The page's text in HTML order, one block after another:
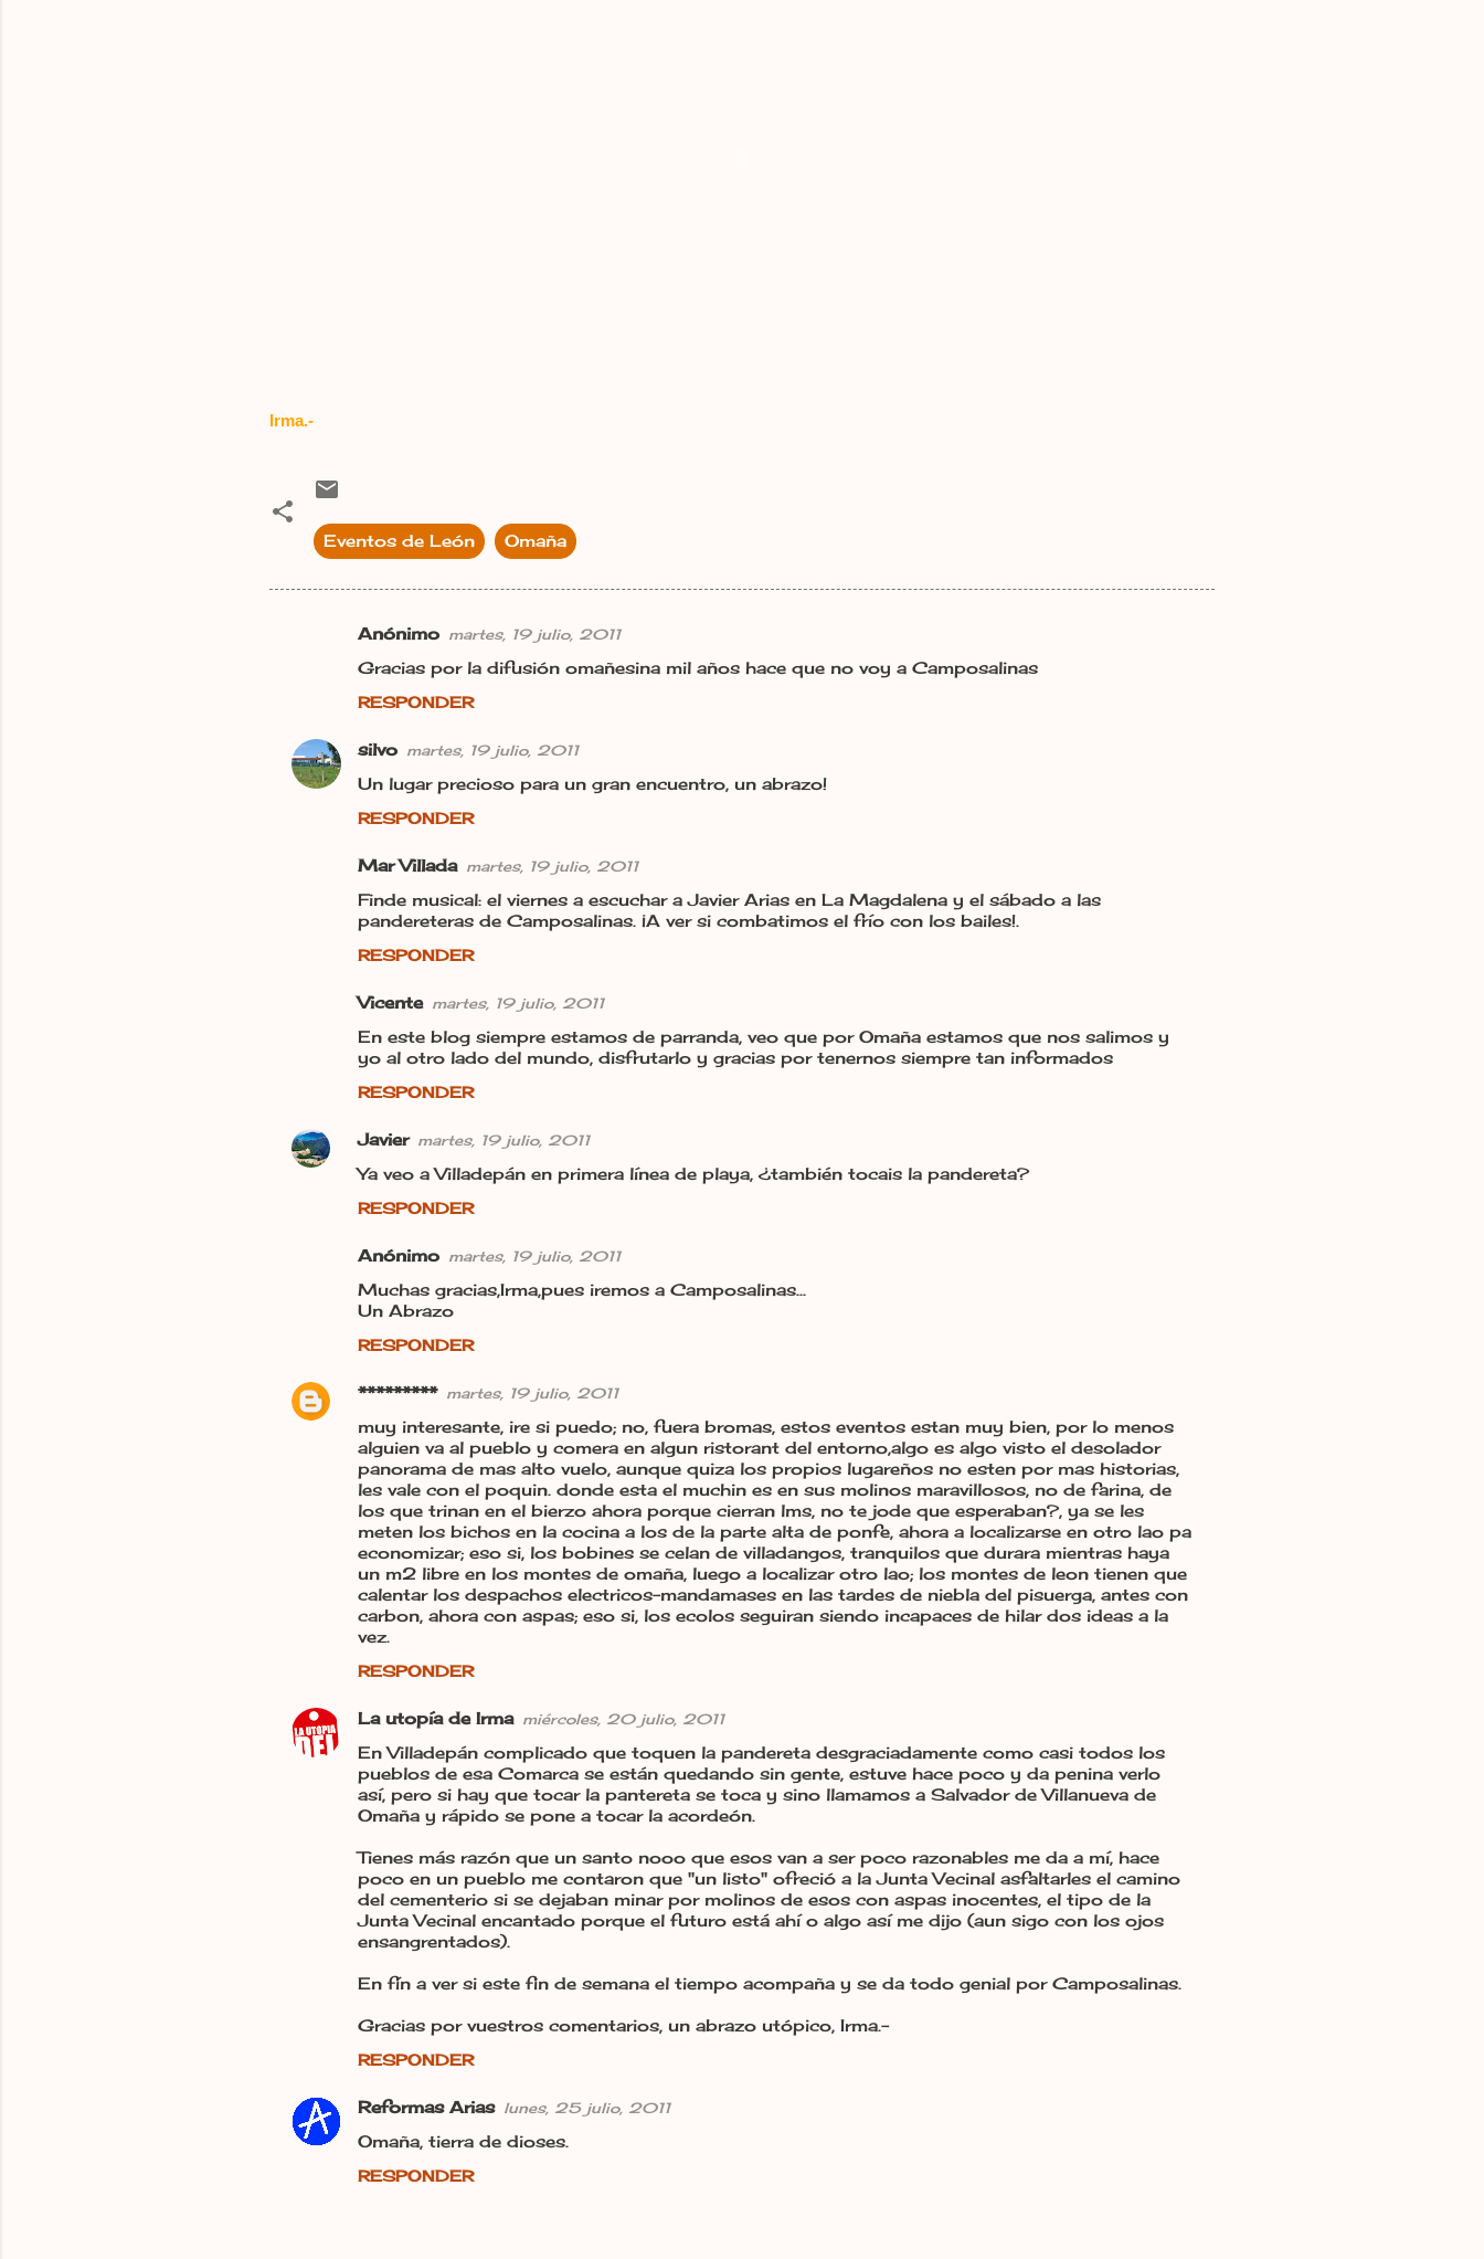
Irma.-
Eventos de León Omaña
e
n
Anónimo martes, 19 julio, 2011
Gracias por la difusión omañesina mil años hace que no voy a Camposalinas
RESPONDER
silvo martes, 19 julio, 2011
Un lugar precioso para un gran encuentro, un abrazo!
RESPONDER
Mar Villada martes, 19 julio, 2011
Finde musical: el viernes a escuchar a Javier Arias en La Magdalena y el sábado a las
pandereteras de Camposalinas. ¡A ver si combatimos el frío con los bailes!.
RESPONDER
Vicente martes, 19 julio, 2011
En este blog siempre estamos de parranda, veo que por Omaña estamos que nos salimos y
yo al otro lado del mundo, disfrutarlo y gracias por tenernos siempre tan informados
RESPONDER
Javier martes, 19 julio, 2011
Ya veo a Villadepán en primera línea de playa, ¿también tocais la pandereta?
RESPONDER
Anónimo martes, 19 julio, 2011
Muchas gracias,Irma,pues iremos a Camposalinas...
Un Abrazo
RESPONDER
********* martes, 19 julio, 2011
muy interesante, ire si puedo; no, fuera bromas, estos eventos estan muy bien, por lo menos
alguien va al pueblo y comera en algun ristorant del entorno,algo es algo visto el desolador
panorama de mas alto vuelo, aunque quiza los propios lugareños no esten por mas historias,
les vale con el poquin. donde esta el muchin es en sus molinos maravillosos, no de farina, de
los que trinan en el bierzo ahora porque cierran lms, no te jode que esperaban?, ya se les
meten los bichos en la cocina a los de la parte alta de ponfe, ahora a localizarse en otro lao pa
economizar; eso si, los bobines se celan de villadangos, tranquilos que durara mientras haya
un m2 libre en los montes de omaña, luego a localizar otro lao; los montes de leon tienen que
calentar los despachos electricos-mandamases en las tardes de niebla del pisuerga, antes con
carbon, ahora con aspas; eso si, los ecolos seguiran siendo incapaces de hilar dos ideas a la
vez.
RESPONDER
La utopía de Irma miércoles, 20 julio, 2011
En Villadepán complicado que toquen la pandereta desgraciadamente como casi todos los
pueblos de esa Comarca se están quedando sin gente, estuve hace poco y da penina verlo
así, pero si hay que tocar la pantereta se toca y sino llamamos a Salvador de Villanueva de
Omaña y rápido se pone a tocar la acordeón.
Tienes más razón que un santo nooo que esos van a ser poco razonables me da a mí, hace
poco en un pueblo me contaron que "un listo" ofreció a la Junta Vecinal asfaltarles el camino
del cementerio si se dejaban minar por molinos de esos con aspas inocentes, el tipo de la
Junta Vecinal encantado porque el futuro está ahí o algo así me dijo (aun sigo con los ojos
ensangrentados).
En fín a ver si este fin de semana el tiempo acompaña y se da todo genial por Camposalinas.
Gracias por vuestros comentarios, un abrazo utópico, Irma.-
RESPONDER
Reformas Arias lunes, 25 julio, 2011
Omaña, tierra de dioses.
RESPONDER